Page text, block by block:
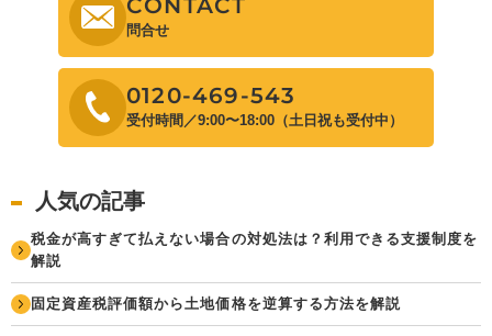
問合せ
0120-469-543
受付時間／9:00〜18:00（土日祝も受付中）
人気の記事
税金が高すぎて払えない場合の対処法は？利用できる支援制度を
解説
固定資産税評価額から土地価格を逆算する方法を解説